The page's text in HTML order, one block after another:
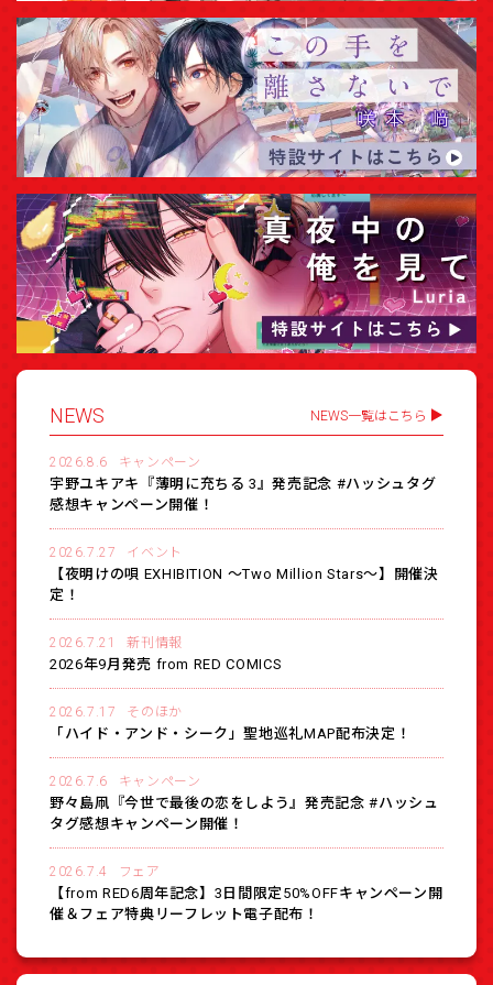
NEWS NEWS一覧はこちら
2026.8.6 キャンペーン
宇野ユキアキ『薄明に充ちる 3』発売記念 #ハッシュタグ
感想キャンペーン開催！
2026.7.27 イベント
【夜明けの唄 EXHIBITION 〜Two Million Stars〜】開催決
定！
2026.7.21 新刊情報
2026年9月発売 from RED COMICS
2026.7.17 そのほか
「ハイド・アンド・シーク」聖地巡礼MAP配布決定！
2026.7.6 キャンペーン
野々島凧『今世で最後の恋をしよう』発売記念 #ハッシュ
タグ感想キャンペーン開催！
2026.7.4 フェア
【from RED6周年記念】3日間限定50%OFFキャンペーン開
催＆フェア特典リーフレット電子配布！